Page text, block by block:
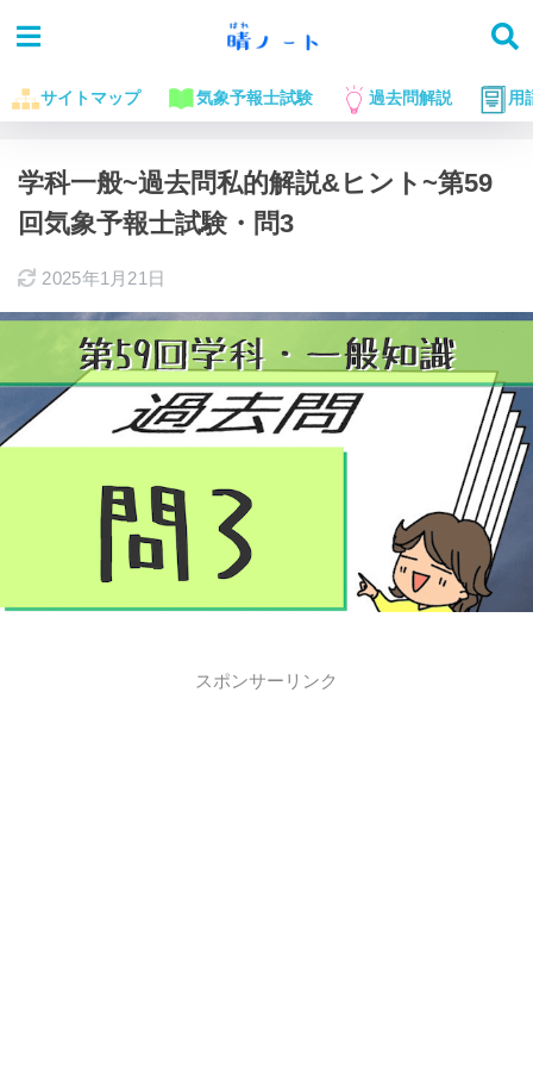
サイトマップ 気象予報士試験 過去問解説 用
ホーム 気象予報士試験に役立つお話 過去問解説
学科一般~過去問私的解説&ヒント~第59
回気象予報士試験・問3
2025年1月21日
スポンサーリンク